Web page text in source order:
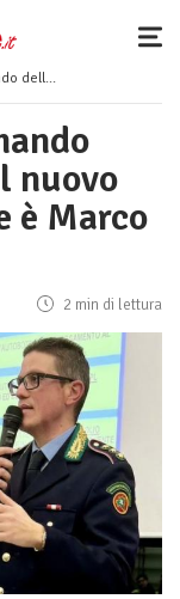
è Marco Trani
nuovo
è Marco
2 min di lettura